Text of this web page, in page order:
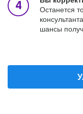
Останется
шансы